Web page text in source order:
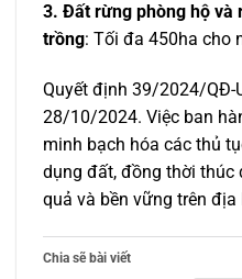
3. Đất rừng phòng hộ và
trồng: Tối đa 450ha cho
Quyết định 39/2024/QĐ-
28/10/2024. Việc ban
minh bạch hóa các thủ
dụng đất, đồng thời thúc
quả và bền vững trên địa
Chia sẽ bài viết